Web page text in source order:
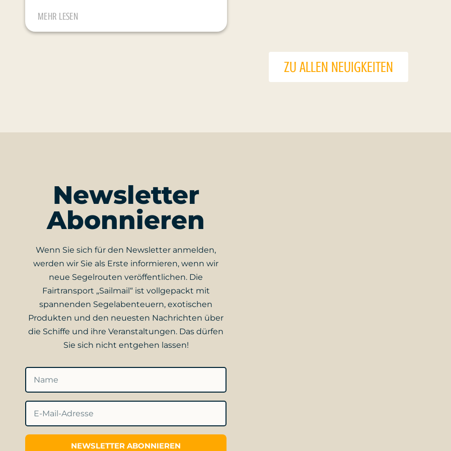
MEHR LESEN
ZU ALLEN NEUIGKEITEN
Newsletter
Abonnieren
Wenn Sie sich für den Newsletter anmelden,
werden wir Sie als Erste informieren, wenn wir
neue Segelrouten veröffentlichen. Die
Fairtransport „Sailmail“ ist vollgepackt mit
spannenden Segelabenteuern, exotischen
Produkten und den neuesten Nachrichten über
die Schiffe und ihre Veranstaltungen. Das dürfen
Sie sich nicht entgehen lassen!
NEWSLETTER ABONNIEREN